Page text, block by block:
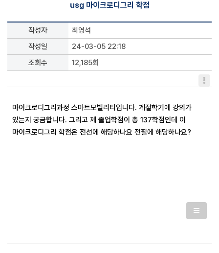
usg 마이크로디그리 학점
작성자
최영석
작성일
24-03-05 22:18
조회수
12,185회
마이크로디그리과정 스마트모빌리티입니다. 계절학기에 강의가
있는지 궁금합니다. 그리고 제 졸업학점이 총 137학점인데 이
마이크로디그리 학점은 전선에 해당하나요 전필에 해당하나요?